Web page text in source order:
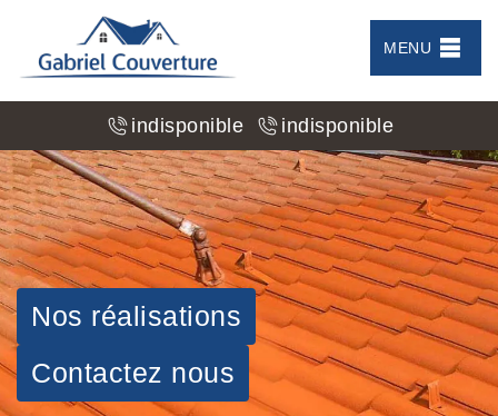
MENU
indisponible indisponible
Nos réalisations
Contactez nous